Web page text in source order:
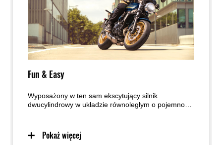
Fun & Easy
Wyposażony w ten sam ekscytujący silnik
dwucylindrowy w układzie równoległym o pojemności
Z650RS ma wszystkie odpowiednie składniki, aby
codzienna jazda była przyjemnym doświadczeniem.
Pokaż więcej